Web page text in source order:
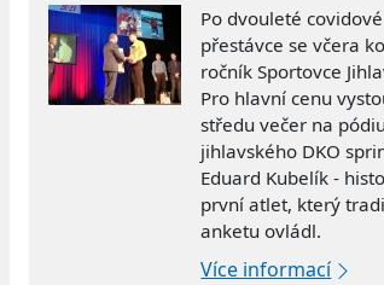
Po dvouleté covidové
přestávce se včera
ročník Sportovce
Pro hlavní cenu
středu večer na
jihlavského DKO
Eduard Kubelík -
první atlet, který
anketu ovládl.
Více informací